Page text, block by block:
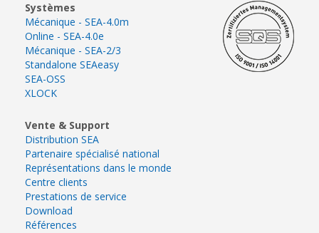
Systèmes
Mécanique - SEA-4.0m
Online - SEA-4.0e
Mécanique - SEA-2/3
Standalone SEAeasy
SEA-OSS
XLOCK
Vente & Support
Distribution SEA
Partenaire spécialisé national
Représentations dans le monde
Centre clients
Prestations de service
Download
Références